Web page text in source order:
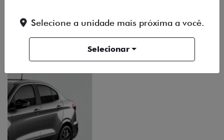
DESIGN TECNOLOGIA PERFORMANCE
Selecione a unidade mais próxima a você.
Selecionar